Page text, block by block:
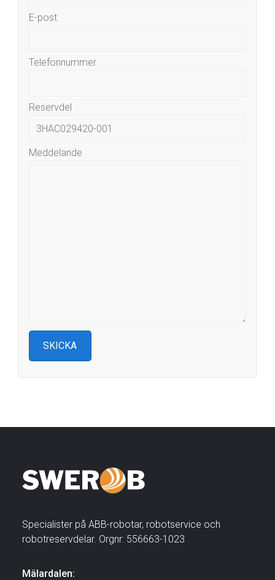
E-post
Telefonnummer
Reservdel
Meddelande
Specialister på ABB-robotar, robotservice och
robotreservdelar. Orgnr: 556663-1023
Mälardalen: